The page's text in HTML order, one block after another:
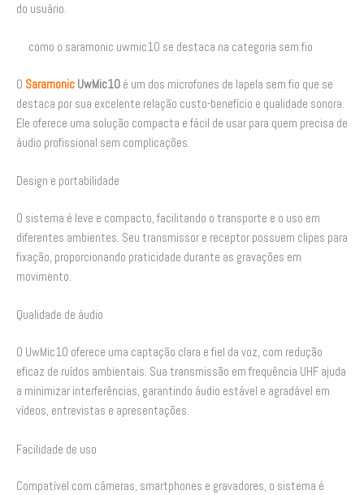
do usuário.
como o saramonic uwmic10 se destaca na categoria sem fio
O Saramonic UwMic10 é um dos microfones de lapela sem fio que se
destaca por sua excelente relação custo-benefício e qualidade sonora.
Ele oferece uma solução compacta e fácil de usar para quem precisa de
áudio profissional sem complicações.
Design e portabilidade
O sistema é leve e compacto, facilitando o transporte e o uso em
diferentes ambientes. Seu transmissor e receptor possuem clipes para
fixação, proporcionando praticidade durante as gravações em
movimento.
Qualidade de áudio
O UwMic10 oferece uma captação clara e fiel da voz, com redução
eficaz de ruídos ambientais. Sua transmissão em frequência UHF ajuda
a minimizar interferências, garantindo áudio estável e agradável em
vídeos, entrevistas e apresentações.
Facilidade de uso
Compatível com câmeras, smartphones e gravadores, o sistema é